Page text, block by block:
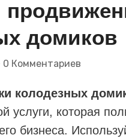
домиков
0 Комментариев
колодезных
услуги, которая
бизнеса.